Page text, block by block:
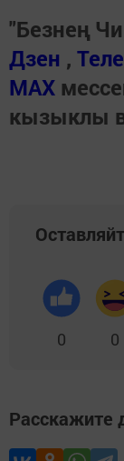
"Безнең
Дзен ,
МАХ
кызыклы
0 0
Расскажите